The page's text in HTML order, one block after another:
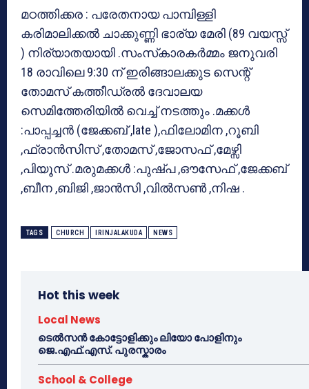
മഠത്തിക്കര : പരേതനായ പാമ്പിള്ളി
കരിമാലിക്കല്‍ ചാക്കുണ്ണി ഭാര്യ മേരി (89 വയസ്സ്
) നിര്യാതയായി .സംസ്‌കാരകര്‍മ്മം ജനുവരി
18 രാവിലെ 9:30 ന് ഇരിങ്ങാലക്കുട സെന്റ്
തോമസ് കത്തീഡ്രല്‍ ദേവാലയ
സെമിത്തേരിയില്‍ വെച്ച് നടത്തും .മക്കള്‍
:പാപ്പച്ചന്‍ (ജേക്കബ് ,late ),ഫിലോമിന ,റൂബി
,ഫ്രാന്‍സിസ് ,തോമസ് ,ജോസഫ് ,മേഴ്സി
,പിയൂസ് .മരുമക്കള്‍ :പുഷ്പ ,ഔസേഫ് ,ജേക്കബ്
,ബീന ,ബിജി ,ജാന്‍സി ,വില്‍സണ്‍ ,നിഷ .
TAGS CHURCH IRINJALAKUDA NEWS
Hot this week
Local News
ടെൽസൻ കോട്ടോളിക്കും ലിയോ പോളിനും
ജെ.എഫ്.എസ്. പുരസ്കാരം
School & College